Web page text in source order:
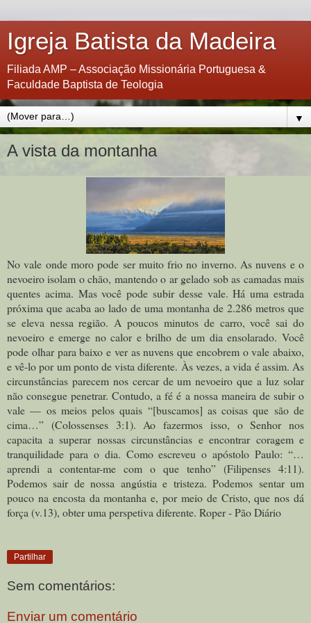
Igreja Batista da Madeira
Filiada AMP – Associação Missionária Portuguesa &
Faculdade Baptista de Teologia
▼
A vista da montanha
No vale onde moro pode ser muito frio no inverno. As nuvens e o
nevoeiro isolam o chão, mantendo o ar gelado sob as camadas mais
quentes acima. Mas você pode subir desse vale. Há uma estrada
próxima que acaba ao lado de uma montanha de 2.286 metros que
se eleva nessa região. A poucos minutos de carro, você sai do
nevoeiro e emerge no calor e brilho de um dia ensolarado. Você
pode olhar para baixo e ver as nuvens que encobrem o vale abaixo,
e vê-lo por um ponto de vista diferente. Às vezes, a vida é assim. As
circunstâncias parecem nos cercar de um nevoeiro que a luz solar
não consegue penetrar. Contudo, a fé é a nossa maneira de subir o
vale — os meios pelos quais “[buscamos] as coisas que são de
cima…” (Colossenses 3:1). Ao fazermos isso, o Senhor nos
capacita a superar nossas circunstâncias e encontrar coragem e
tranquilidade para o dia. Como escreveu o apóstolo Paulo: “…
aprendi a contentar-me com o que tenho” (Filipenses 4:11).
Podemos sair de nossa angústia e tristeza. Podemos sentar um
pouco na encosta da montanha e, por meio de Cristo, que nos dá
força (v.13), obter uma perspetiva diferente. Roper - Pão Diário
Partilhar
Sem comentários:
Enviar um comentário